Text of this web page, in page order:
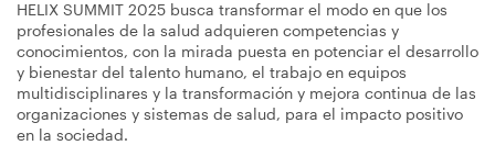
HELIX SUMMIT 2025 busca transformar el modo en que los
profesionales de la salud adquieren competencias y
conocimientos, con la mirada puesta en potenciar el desarrollo
y bienestar del talento humano, el trabajo en equipos
multidisciplinares y la transformación y mejora continua de las
organizaciones y sistemas de salud, para el impacto positivo
en la sociedad.